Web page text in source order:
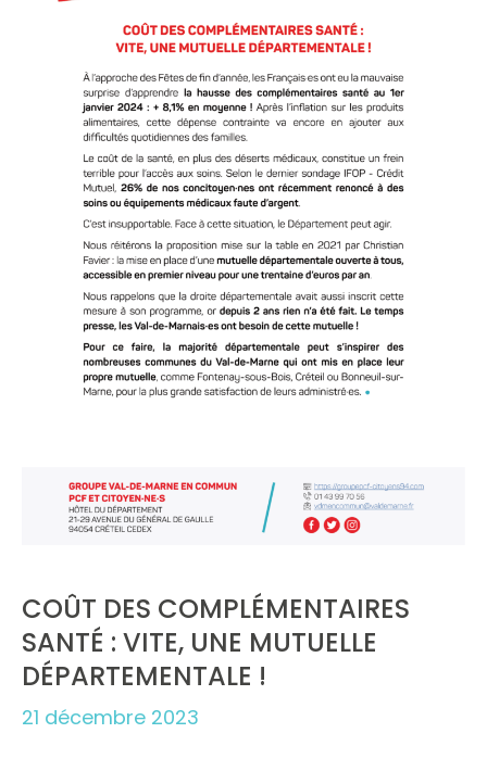
COÛT DES COMPLÉMENTAIRES
SANTÉ : VITE, UNE MUTUELLE
DÉPARTEMENTALE !
21 décembre 2023